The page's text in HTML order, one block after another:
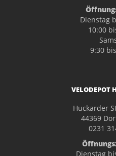
Dienstag
10:00
9:30
VELODEPOT
Huckarder
44369
0231
Dienstag